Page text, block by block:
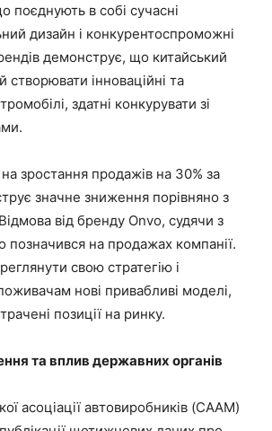
поєднують в собі сучасні
дизайн і конкурентоспроможні
демонструє, що китайський
створювати інноваційні та
здатні конкурувати зі
зростання продажів на 30% за
значне зниження порівняно з
від бренду Onvo, судячи з
позначився на продажах компанії.
свою стратегію і
нові привабливі моделі,
позиції на ринку.
та вплив державних органів
асоціації автовиробників (CAAM)